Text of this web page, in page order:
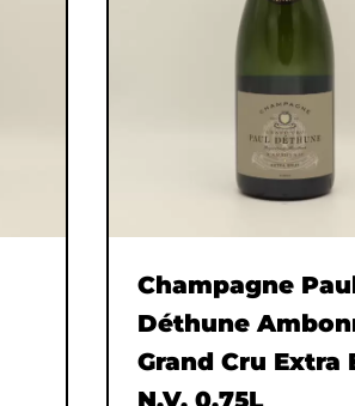
Champagne
Déthune
Grand Cru Extra
N.V. 0,75L